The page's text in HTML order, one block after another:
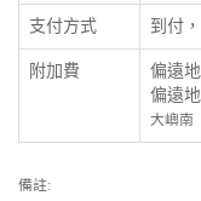
支付方式 到付
附加費
偏遠
偏遠地
大嶼南
備註: